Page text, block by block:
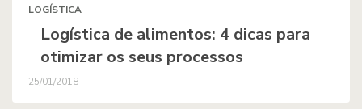
LOGÍSTICA
Logística de alimentos: 4 dicas para
otimizar os seus processos
25/01/2018